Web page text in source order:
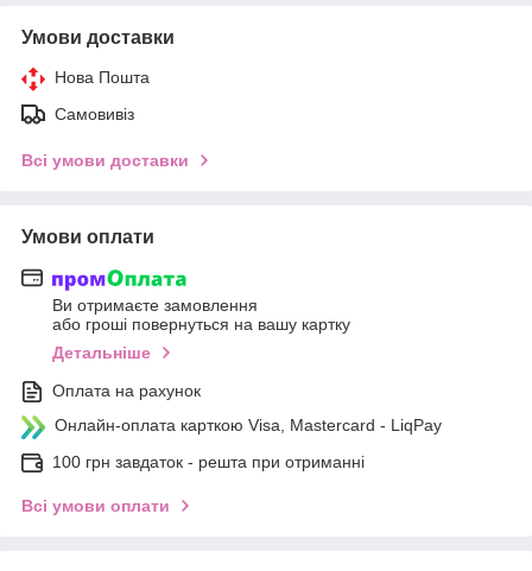
Умови доставки
Нова Пошта
Самовивіз
Всі умови доставки
Умови оплати
Ви отримаєте замовлення
або гроші повернуться на вашу картку
Детальніше
Оплата на рахунок
Онлайн-оплата карткою Visa, Mastercard - LiqPay
100 грн завдаток - решта при отриманні
Всі умови оплати